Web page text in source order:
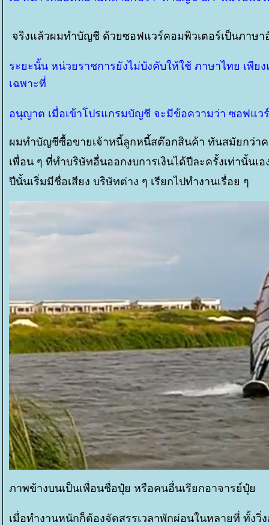
จริงแล้วผมทำบัญชี ด้วยซอฟแวร์คอมพิวเตอร์เป็นภาษ
ระยะนั้น หน่วยราชการยังไม่บังคับให้ใช้ ภาษาไทย เพี
เฉพาะที่
อนุญาต เมื่อเข้าโปรแกรมบัญชี จะมีข้อความว่า ซอฟแว
ผมทำบัญชีซื้อขายเจ้าหนี้ลูกหนี้สต๊อกสินค้า ทันสมัยกว่า
เพื่อน ๆ ที่ทำบริษัทอื่นออกงบการเงินได้ปีละครั้งเท่านั้นเอ
ปีนั้นเริ่มมีชื่อเสียง บริษัทต่าง ๆ เรียกไปทำงานเรื่อย ๆ
ภาพข้างบนเป็นเพื่อนชื่อปุ๋ย หรือคนอื่นเรียกอาจารย์ปุ๋
เมื่อทำงานหนักก็ต้องจัดสรรเวลาพักผ่อนในหลายที่ ทั้ง